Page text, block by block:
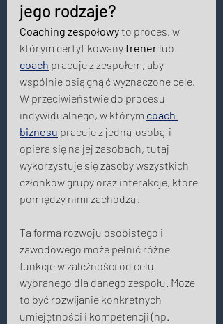
jego rodzaje?
Coaching zespołowy to proces, w
którym certyfikowany trener lub
coach pracuje z zespołem, aby
wspólnie osiągnąć wyznaczone cele.
W przeciwieństwie do procesu
indywidualnego, w którym coach
biznesu pracuje z jedną osobą i
opiera się na jej zasobach, tutaj
wykorzystuje się zasoby wszystkich
członków grupy oraz interakcje, które
pomiędzy nimi zachodzą.
Ta forma rozwoju osobistego i
zawodowego może pełnić różne
funkcje w zależności od celu
wybranego dla danego zespołu. Może
to być rozwijanie konkretnych
umiejętności i kompetencji (np.